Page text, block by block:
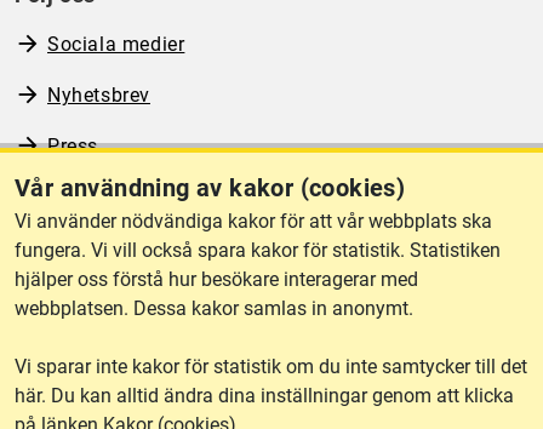
Vår användning av kakor (cookies)
Vi använder nödvändiga kakor för att vår webbplats ska
fungera. Vi vill också spara kakor för statistik. Statistiken
hjälper oss förstå hur besökare interagerar med
webbplatsen. Dessa kakor samlas in anonymt.
Vi sparar inte kakor för statistik om du inte samtycker till det
här. Du kan alltid ändra dina inställningar genom att klicka
på länken Kakor (cookies).
Sociala medier
Nyhetsbrev
Press
RSS
Om webbplatsen
Tillgänglighet